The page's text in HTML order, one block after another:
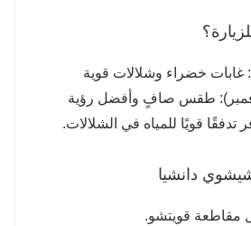
غابات خضراء وشلالات قوية
طقس صافٍ وأفضل رؤية
قويًا للمياه في الشلالات.
دانشيا
قويتشو.